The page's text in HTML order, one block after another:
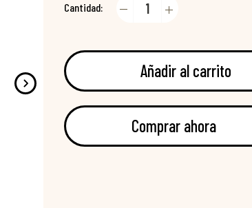
Cantidad:
Añadir al carrito
Comprar ahora